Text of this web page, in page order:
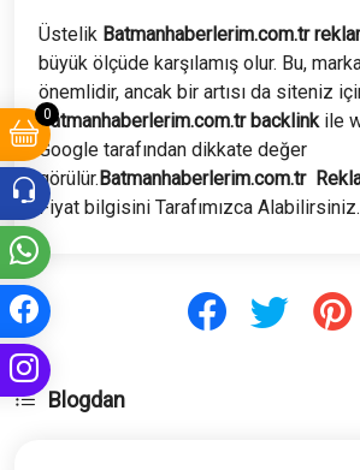
0
Üstelik Batmanhaberlerim.com.tr
büyük ölçüde karşılamış olur. Bu,
önemlidir, ancak bir artısı da siteniz
Batmanhaberlerim.com.tr backlinkile
Google tarafından dikkate değer
görülür. Batmanhaberlerim.com.tr
Fiyat bilgisini Tarafımızca Alabilirsiniz.
Blogdan